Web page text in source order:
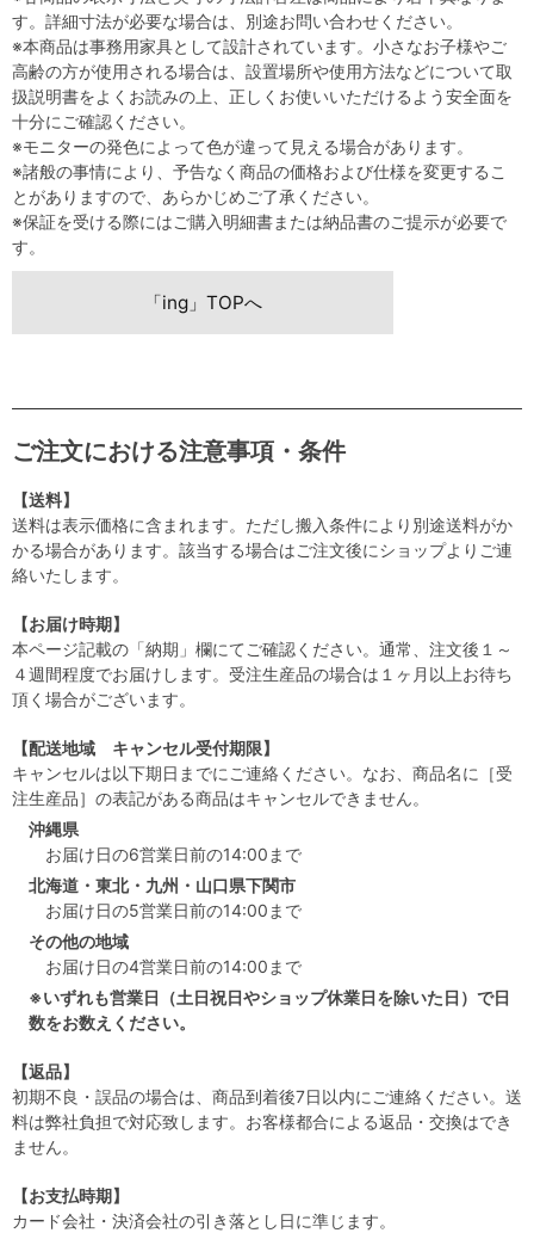
す。詳細寸法が必要な場合は、別途お問い合わせください。
※本商品は事務用家具として設計されています。小さなお子様やご
高齢の方が使用される場合は、設置場所や使用方法などについて取
扱説明書をよくお読みの上、正しくお使いいただけるよう安全面を
十分にご確認ください。
※モニターの発色によって色が違って見える場合があります。
※諸般の事情により、予告なく商品の価格および仕様を変更するこ
とがありますので、あらかじめご了承ください。
※保証を受ける際にはご購入明細書または納品書のご提示が必要で
す。
「ing」TOPへ
ご注文における注意事項・条件
【送料】
送料は表示価格に含まれます。ただし搬入条件により別途送料がか
かる場合があります。該当する場合はご注文後にショップよりご連
絡いたします。
【お届け時期】
本ページ記載の「納期」欄にてご確認ください。通常、注文後１～
４週間程度でお届けします。受注生産品の場合は１ヶ月以上お待ち
頂く場合がございます。
【配送地域 キャンセル受付期限】
キャンセルは以下期日までにご連絡ください。なお、商品名に［受
注生産品］の表記がある商品はキャンセルできません。
沖縄県
お届け日の6営業日前の14:00まで
北海道・東北・九州・山口県下関市
お届け日の5営業日前の14:00まで
その他の地域
お届け日の4営業日前の14:00まで
※いずれも営業日（土日祝日やショップ休業日を除いた日）で日
数をお数えください。
【返品】
初期不良・誤品の場合は、商品到着後7日以内にご連絡ください。送
料は弊社負担で対応致します。お客様都合による返品・交換はでき
ません。
【お支払時期】
カード会社・決済会社の引き落とし日に準じます。